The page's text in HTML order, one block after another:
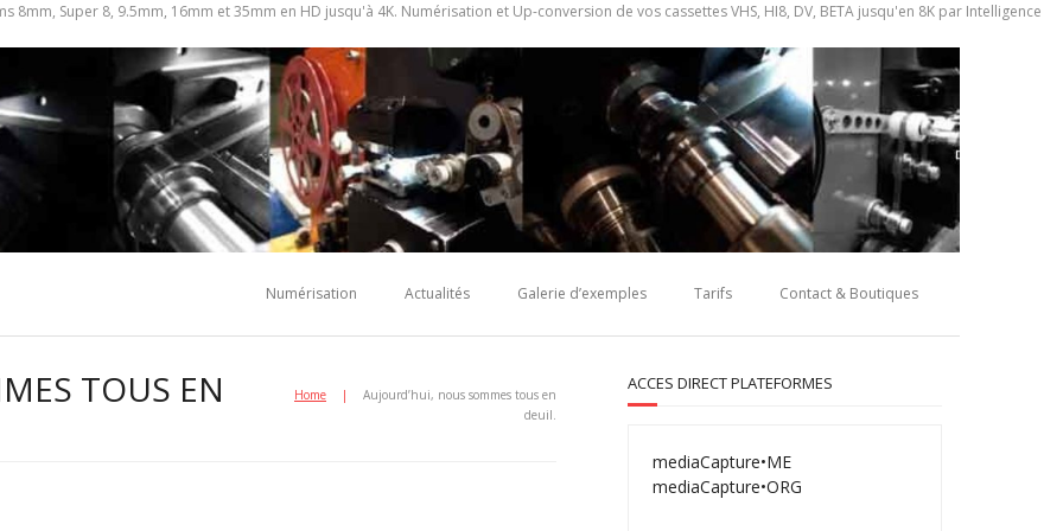
Super 8, 9.5mm, 16mm et 35mm en HD jusqu'à 4K. Numérisation et Up-conversion de vos cassettes VHS, HI8, DV, BETA jusqu'en 8K par Intelligence
Numérisation Actualités Galerie d’exemples Tarifs Contact & Boutiques
TOUS EN Home |
Aujourd’hui, nous sommes tous en
deuil.
ACCES DIRECT PLATEFORMES
mediaCapture•ME
mediaCapture•ORG